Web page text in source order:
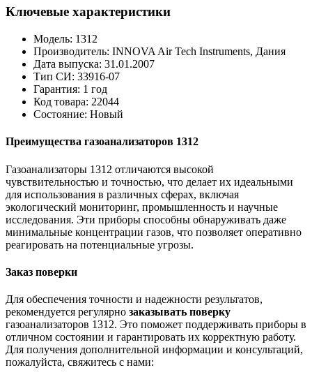
Ключевые характеристики
Модель: 1312
Производитель: INNOVA Air Tech Instruments, Дания
Дата выпуска: 31.01.2007
Тип СИ: 33916-07
Гарантия: 1 год
Код товара: 22044
Состояние: Новый
Преимущества газоанализаторов 1312
Газоанализаторы 1312 отличаются высокой
чувствительностью и точностью, что делает их идеальными
для использования в различных сферах, включая
экологический мониторинг, промышленность и научные
исследования. Эти приборы способны обнаруживать даже
минимальные концентрации газов, что позволяет оперативно
реагировать на потенциальные угрозы.
Заказ поверки
Для обеспечения точности и надежности результатов,
рекомендуется регулярно заказывать поверку
газоанализаторов 1312. Это поможет поддерживать приборы в
отличном состоянии и гарантировать их корректную работу.
Для получения дополнительной информации и консультаций,
пожалуйста, свяжитесь с нами: